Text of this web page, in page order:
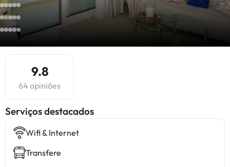
9.8
64 opiniões
Serviços destacados
Wifi & Internet
Transfere